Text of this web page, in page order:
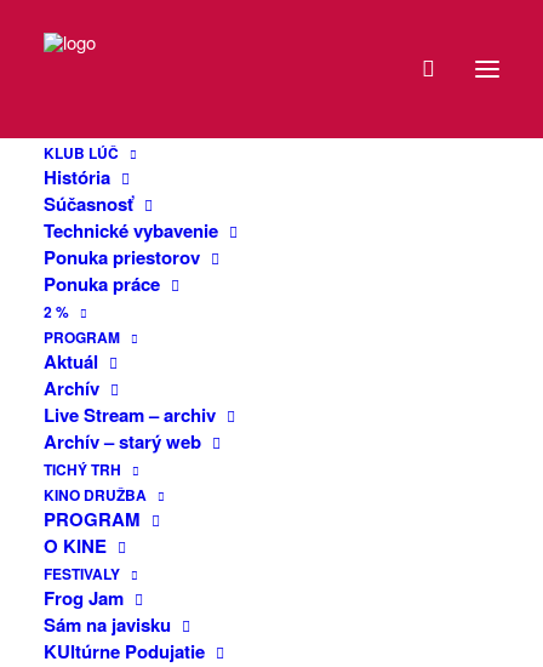
KLUB LÚČ
História
Súčasnosť
Technické vybavenie
Ponuka priestorov
Ponuka práce
2 %
PROGRAM
Aktuál
Archív
Live Stream – archiv
Archív – starý web
TICHÝ TRH
KINO DRUŽBA
PROGRAM
O KINE
FESTIVALY
Frog Jam
Sám na javisku
KUltúrne Podujatie
Take Shelter
Posledná februárová sobota bude v
Klube Lúč v znamení lokálnej autorskej
tvorby. Trenčiansky skladateľ a hudobník
predvedú staršie aj nové songy, ktoré sa
vyznačujú špecifickým prejavom a
textami. Vystúpia aj skvelí Take Shelter z
Trenčína s novým programom plným
dynamických a atmosférických trackov.
DÁTUM